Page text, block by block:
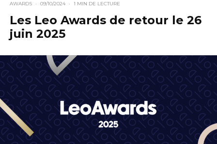
AWARDS · 09/10/2024 · 1 MIN DE LECTURE
Les Leo Awards de retour le 26
juin 2025